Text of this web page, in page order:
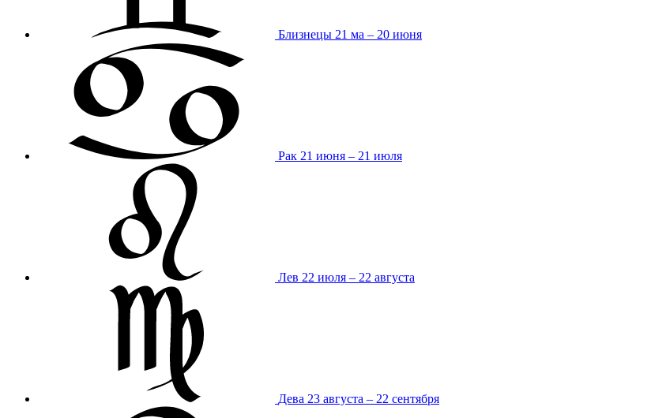
Близнецы 21 ма – 20 июня
Рак 21 июня – 21 июля
Лев 22 июля – 22 августа
Дева 23 августа – 22 сентября